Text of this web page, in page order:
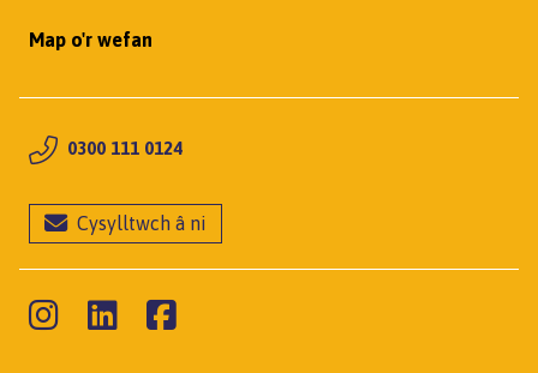
Map o'r wefan
0300 111 0124
Cysylltwch â ni